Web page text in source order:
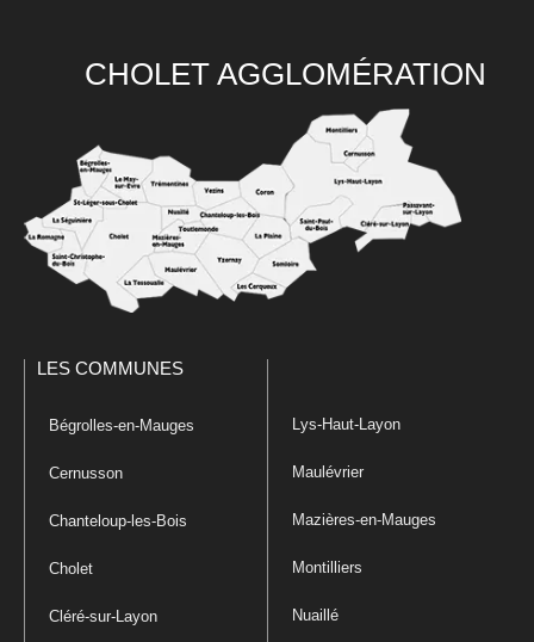
CHOLET AGGLOMÉRATION
LES COMMUNES
Bégrolles-en-Mauges
Cernusson
Chanteloup-les-Bois
Cholet
Cléré-sur-Layon
Lys-Haut-Layon
Maulévrier
Mazières-en-Mauges
Montilliers
Nuaillé